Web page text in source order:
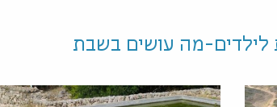
לילדים-מה עושים בשבת